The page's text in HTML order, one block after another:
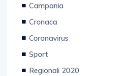
Campania
Cronaca
Coronavirus
Sport
Regionali 2020